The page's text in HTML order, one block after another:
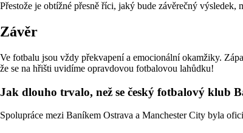
Přestože je obtížné přesně říci, jaký bude závěrečný
Závěr
Ve fotbalu jsou vždy překvapení a emocionální okamžiky.
že se na hřišti uvidíme opravdovou fotbalovou lahůdku!
Jak dlouho trvalo, než se český fotbalový klub
Spolupráce mezi Baníkem Ostrava a Manchester City byla